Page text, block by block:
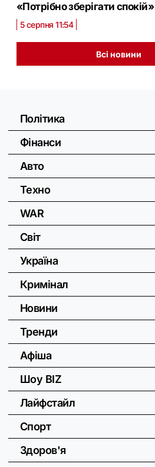
«Потрібно зберігати спокій»
5 серпня 11:54
Всі новини
Політика
Фінанси
Авто
Техно
WAR
Світ
Україна
Кримінал
Новини
Тренди
Афіша
Шоу BIZ
Лайфстайл
Спорт
Здоров'я